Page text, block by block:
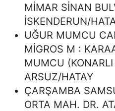
MİMAR SİNAN
İSKENDERUN/
UĞUR MUMCU
MİGROS M :
MUMCU
ARSUZ/HATAY
ÇARŞAMBA
ORTA MAH. DR.